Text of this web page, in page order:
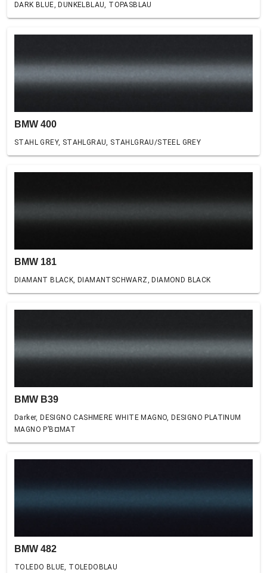
DARK BLUE, DUNKELBLAU, TOPASBLAU
BMW 400
STAHL GREY, STAHLGRAU, STAHLGRAU/STEEL GREY
BMW 181
DIAMANT BLACK, DIAMANTSCHWARZ, DIAMOND BLACK
BMW B39
Darker, DESIGNO CASHMERE WHITE MAGNO, DESIGNO PLATINUM
MAGNO Р’В¤MAT
BMW 482
TOLEDO BLUE, TOLEDOBLAU